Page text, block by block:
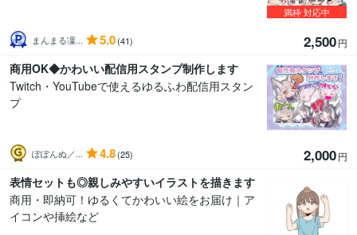
まんまる凜... 5.0(41) 2,500円
満枠対応中
商用OK◆かわいい配信用スタンプ制作します
Twitch・YouTubeで使えるゆるふわ配信用スタン
プ
ぽぽんぬ／... 4.8(25) 2,000円
表情セットも◎親しみやすいイラストを描きます
商用・即納可！ゆるくてかわいい絵をお届け｜ア
イコンや挿絵など